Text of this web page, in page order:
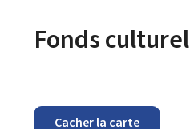
Fonds
Cacher la carte